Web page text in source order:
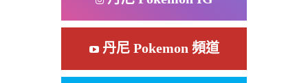
丹尼 Pokemon 頻道